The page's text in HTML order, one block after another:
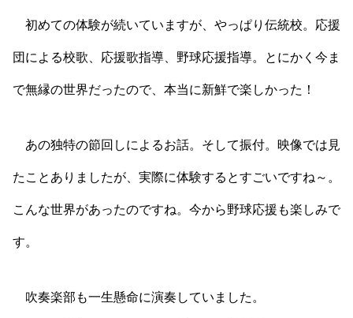
初めての体験が続いていますが、やっぱり伝統校。応援
団による校歌、応援歌指導、野球応援指導。とにかく今ま
で無縁の世界だったので、本当に新鮮で楽しかった！
あの独特の節回しによるお話。そして振付。映像では見
たことありましたが、実際に体験するとすごいですね～。
こんな世界があったのですね。今から野球応援も楽しみで
す。
吹奏楽部も一生懸命に演奏していました。